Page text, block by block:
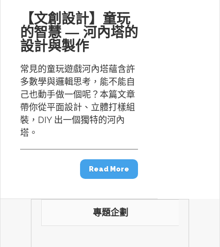
【文創設計】童玩
的智慧 — 河內塔的
設計與製作
常見的童玩遊戲河內塔蘊含許
多數學與邏輯思考，能不能自
己也動手做一個呢？本篇文章
帶你從平面設計、立體打樣組
裝，DIY 出一個獨特的河內
塔。
Read More
專題企劃